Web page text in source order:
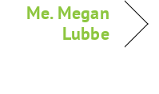
Me. Megan
Lubbe